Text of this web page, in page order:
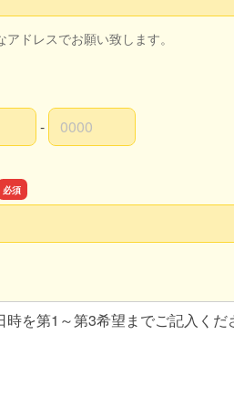
ドレスでお願い致します。
-